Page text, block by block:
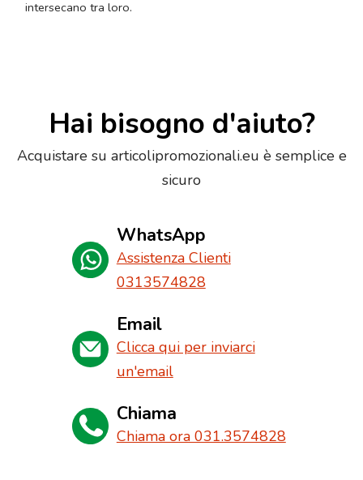
intersecano tra loro.
Hai bisogno d'aiuto?
Acquistare su articolipromozionali.eu è semplice e
sicuro
WhatsApp
Assistenza Clienti
0313574828
Email
Clicca qui per inviarci
un'email
Chiama
Chiama ora 031.3574828